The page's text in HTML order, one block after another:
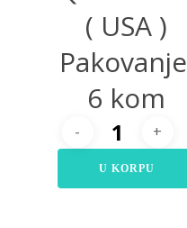
( USA )
6 kom
U KORPU